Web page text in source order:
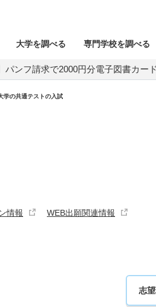
大学を調べる 専門学校を調べる
パンフ請求で2000円分電子図書カー
学の共通テストの入試
情報 WEB出願関連情報
志